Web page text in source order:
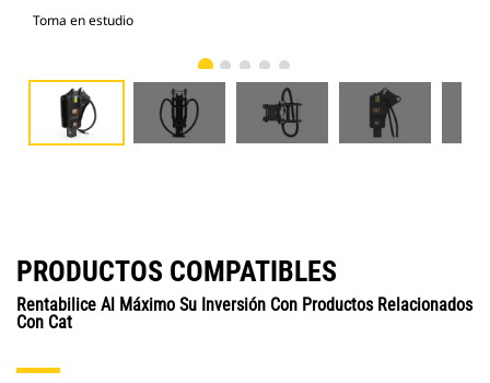
Toma en estudio
PRODUCTOS COMPATIBLES
Rentabilice Al Máximo Su Inversión Con Productos Relacionados
Con Cat